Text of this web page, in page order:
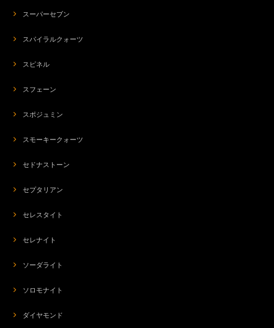
スーパーセブン
スパイラルクォーツ
スピネル
スフェーン
スポジュミン
スモーキークォーツ
セドナストーン
セプタリアン
セレスタイト
セレナイト
ソーダライト
ソロモナイト
ダイヤモンド